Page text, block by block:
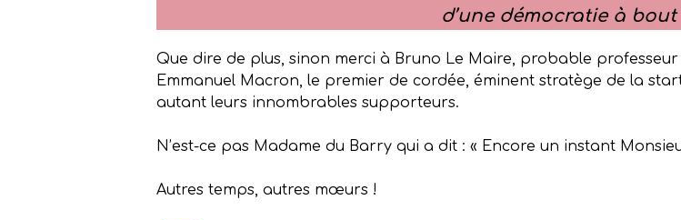
d’une démocratie à
Que dire de plus, sinon merci à Bruno Le Maire, probable
Emmanuel Macron, le premier de cordée, éminent stratège de la
autant leurs innombrables supporteurs.
N’est-ce pas Madame du Barry qui a dit : « Encore un instant
Autres temps, autres mœurs !